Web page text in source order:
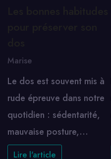
Marise
Le dos est souvent mis à
rude épreuve dans notre
quotidien : sédentarité,
mauvaise posture,…
Lire l'article